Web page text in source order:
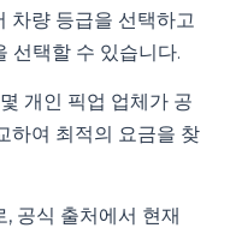
차량 등급을 선택하고
선택할 수 있습니다.
개인 픽업 업체가 공
하여 최적의 요금을 찾
공식 출처에서 현재